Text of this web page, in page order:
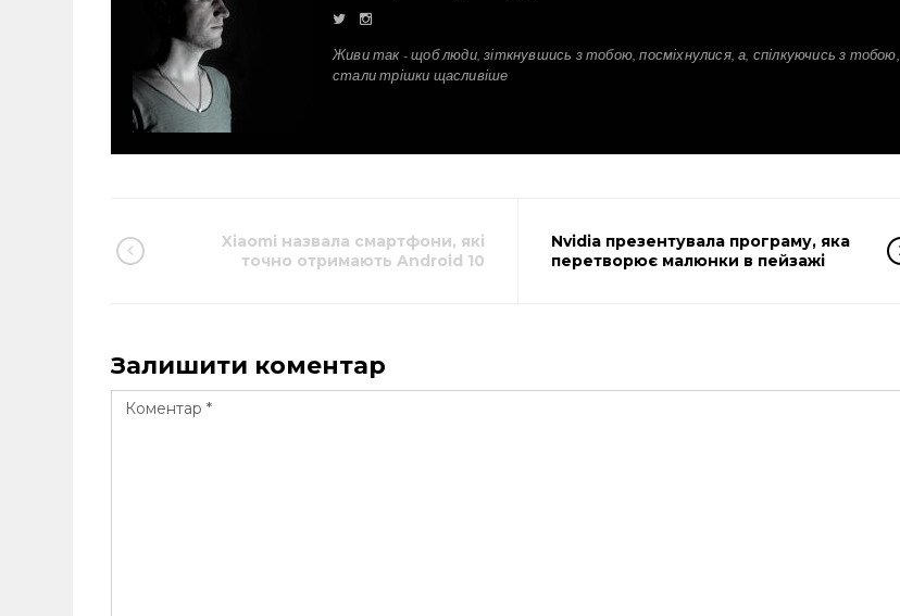
Живи так - щоб люди, зіткнувшись з тобою, посміхнулися, а, спілкуючись з тобою,
стали трішки щасливіше
Xiaomi назвала смартфони, які
точно отримають Android 10
Nvidia презентувала програму, яка
перетворює малюнки в пейзажі
Залишити коментар